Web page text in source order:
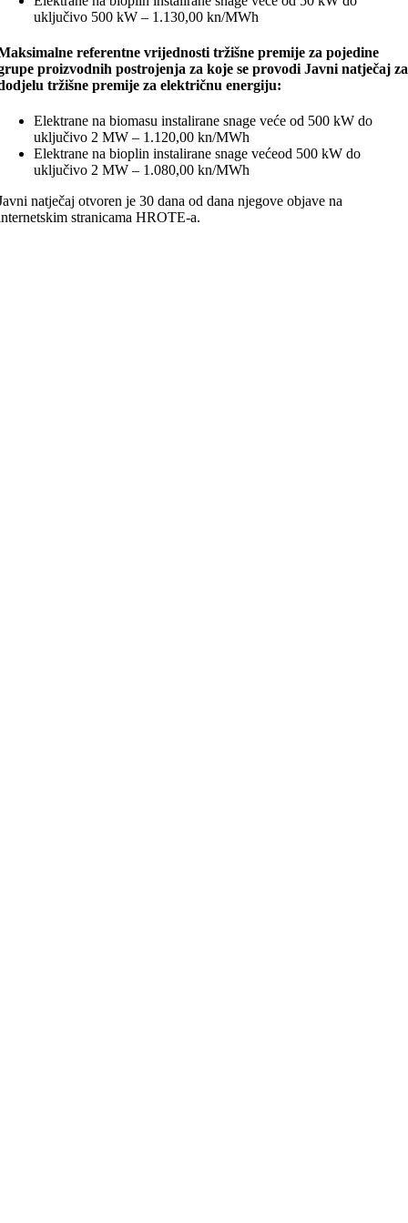
uključivo 500 kW – 1.130,00 kn/MWh
referentne vrijednosti tržišne premije za pojedine
proizvodnih postrojenja za koje se provodi Javni natječaj za
tržišne premije za električnu energiju:
Elektrane na biomasu instalirane snage veće od 500 kW do
uključivo 2 MW – 1.120,00 kn/MWh
Elektrane na bioplin instalirane snage većeod 500 kW do
uključivo 2 MW – 1.080,00 kn/MWh
natječaj otvoren je 30 dana od dana njegove objave na
stranicama HROTE-a.